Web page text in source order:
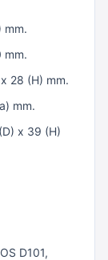
mm.
mm.
28 (H) mm.
mm.
x 39 (H)
D101,